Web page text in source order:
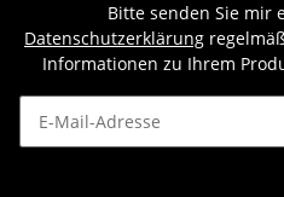
Bitte senden Sie mir
Datenschutzerklärung
Informationen zu Ihrem